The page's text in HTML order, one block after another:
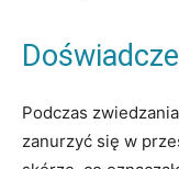
Podczas
zanurzyć się w